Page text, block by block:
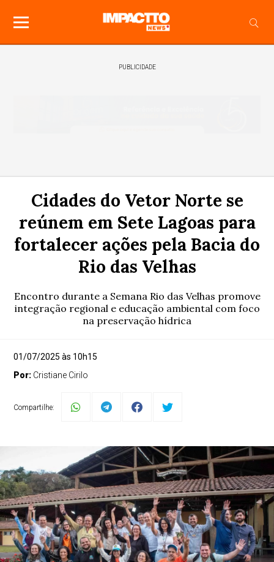
PUBLICIDADE
Cidades do Vetor Norte se
reúnem em Sete Lagoas para
fortalecer ações pela Bacia do
Rio das Velhas
Encontro durante a Semana Rio das Velhas promove
integração regional e educação ambiental com foco
na preservação hídrica
01/07/2025 às 10h15
Por: Cristiane Cirilo
Compartilhe: